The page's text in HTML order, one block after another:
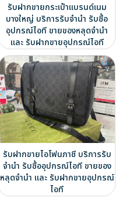
รับฝากขายกระเป๋าแบรนด์เนม
บางใหญ่ บริการรับจำนำ รับซื้อ
อุปกรณ์ไอที ขายของหลุดจำนำ
และ รับฝากขายอุปกรณ์ไอที
รับฝากขายไอโฟนภาชี บริการรับ
จำนำ รับซื้ออุปกรณ์ไอที ขายของ
หลุดจำนำ และ รับฝากขายอุปกรณ์
ไอที